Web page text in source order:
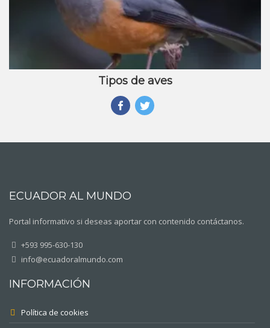
Tipos de aves
ECUADOR AL MUNDO
Portal informativo si deseas aportar con contenido contáctanos.
+593 995-630-130
info@ecuadoralmundo.com
INFORMACIÓN
Política de cookies